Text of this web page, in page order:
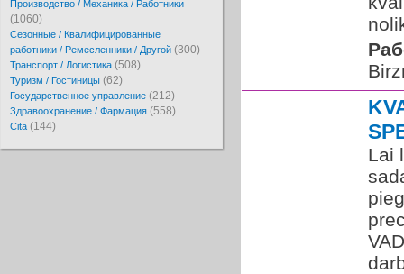
Производство / Механика / Работники
(1060)
Сезонные / Квалифицированные
работники / Ремесленники / Другой (300)
Транспорт / Логистика (508)
Туризм / Гостиницы (62)
Государственное управление (212)
Здравоохранение / Фармация (558)
Cita (144)
Lai